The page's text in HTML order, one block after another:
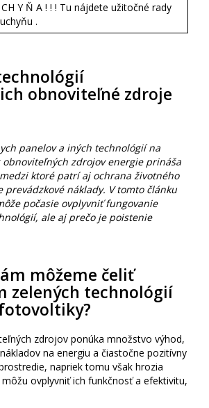
Y Ň A ! ! ! Tu nájdete užitočné rady
.
obnoviteľné zdroje
panelov a iných technológií na
obnoviteľných zdrojov energie prináša
ktoré patrí aj ochrana životného
prevádzkové náklady. V tomto článku
počasie ovplyvniť fungovanie
ale aj prečo je poistenie
môžeme čeliť
zelených technológií
zdrojov ponúka množstvo výhod,
na energiu a čiastočne pozitívny
napriek tomu však hrozia
ovplyvniť ich funkčnosť a efektivitu,